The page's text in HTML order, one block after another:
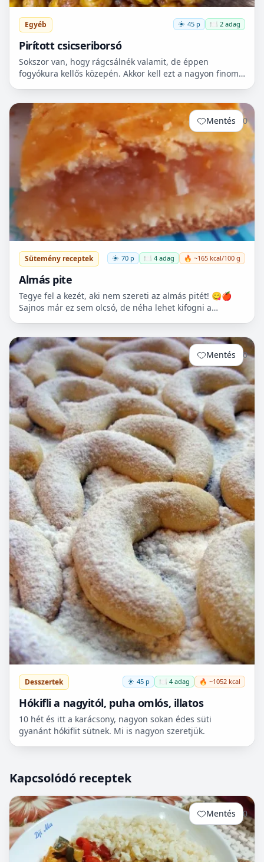
Egyéb 45 p 🍽️ 2 adag
Pirított csicseriborsó
Sokszor van, hogy rágcsálnék valamit, de éppen
fogyókura kellős közepén. Akkor kell ezt a nagyon finom
Mentés 0
Sütemény receptek 70 p 🍽️ 4 adag 🔥 ~165 kcal/100 g
Almás pite
Tegye fel a kezét, aki nem szereti az almás pitét! 😋🍎
Sajnos már ez sem olcsó, de néha lehet kifogni a
Mentés 0
Desszertek 45 p 🍽️ 4 adag 🔥 ~1052 kcal
Hókifli a nagyitól, puha omlós, illatos
10 hét és itt a karácsony, nagyon sokan édes süti
gyanánt hókiflit sütnek. Mi is nagyon szeretjük.
Kapcsolódó receptek
Mentés 0